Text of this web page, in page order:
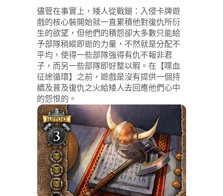
儘管在事實上，矮人從戰鎚：入侵卡牌遊
戲的核心裝開始就一直累積他對復仇所衍
生的欲望，但他們的積怨卻大多數只能給
予部隊稍縱即逝的力量，不然就是分配不
平均，使得一些部隊強得有仇不報非君
子，而另一些部隊即好整以暇。在【喋血
征途循環】之前，遊戲是沒有提供一個持
續及普及復仇之火給矮人去回應他們心中
的怨恨的。